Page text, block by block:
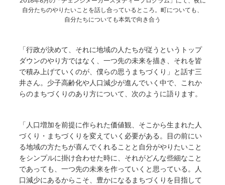
自分たちのやりたいことを話し合っているところ。町についても、
自分たちについても本気で向き合う
「行政が決めて、それに地域の人たちが従うというトップ
ダウンのやり方ではなく、一つ先の未来を描き、それを皆
で積み上げていくのが、僕らの思うまちづくり」と話す三
井さん。少子高齢化や人口減少が進んでいく中で、これか
らのまちづくりのあり方について、次のように語ります。
「人口増加を前提に作られた価値観、そこから生まれた人
づくり・まちづくりを変えていく必要がある。目の前にい
る地域の方たちが喜んでくれることと自分がやりたいこと
をシンプルに掛け合わせた時に、それがどんな些細なこと
であっても、一つ先の未来を作っていくと思っている。人
口減少にあるからこそ、豊かになるまちづくりを目指して